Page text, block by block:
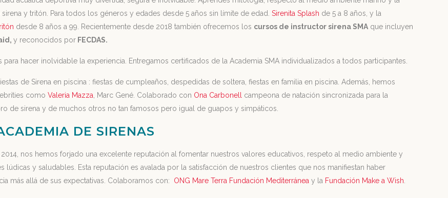
y tritón. Para todos los géneros y edades desde 5 años sin límite de edad. Sirenita Splash de 5 a 8 años, y la
desde 8 años a 99. Recientemente desde 2018 también ofrecemos los cursos de instructor sirena SMA que incluyen
y reconocidos por FECDAS.
para hacer inolvidable la experiencia. Entregamos certificados de la Academia SMA individualizados a todos participantes.
de Sirena en piscina : fiestas de cumpleaños, despedidas de soltera, fiestas en familia en piscina. Además, hemos
como Valeria Mazza , Marc Gené. Colaborado con Ona Carbonell
campeona de natación sincronizada para la
de sirena y de muchos otros no tan famosos pero igual de guapos y simpáticos.
DE SIRENAS
2014, nos hemos forjado una excelente reputación al fomentar nuestros valores educativos, respeto al medio ambiente y
lúdicas y saludables. Esta reputación es avalada por la satisfacción de nuestros clientes que nos manifiestan haber
más allá de sus expectativas. Colaboramos con: ONG Mare Terra Fundación Mediterránea y la Fundación Make a Wish